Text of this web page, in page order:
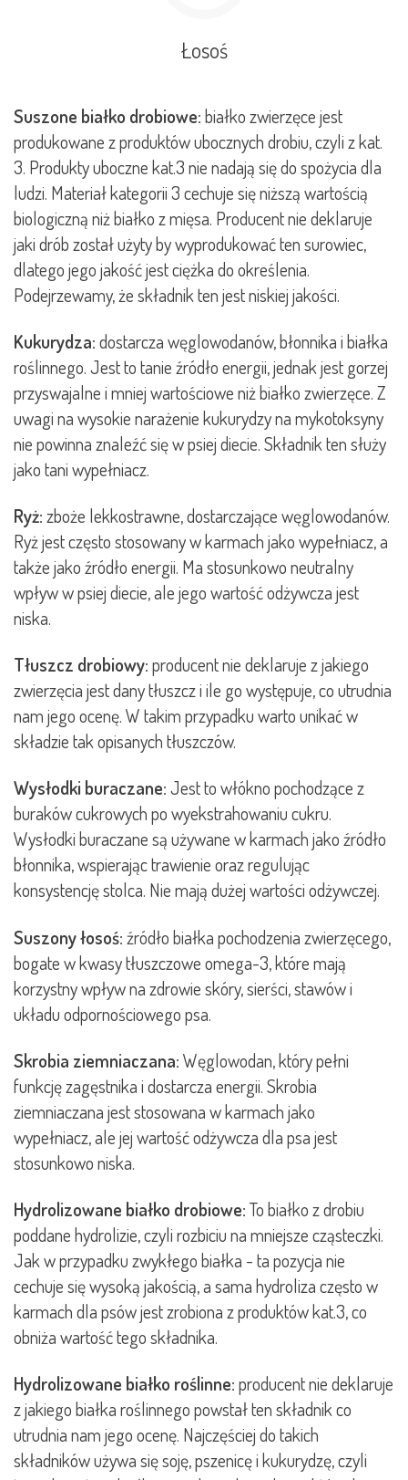
Łosoś
Suszone białko drobiowe:białko zwierzęce jest
produkowane z produktów ubocznych drobiu, czyli z kat.
3. Produkty uboczne kat.3 nie nadają się do spożycia dla
ludzi. Materiał kategorii 3 cechuje się niższą wartością
biologiczną niż białko z mięsa. Producent nie deklaruje
jaki drób został użyty by wyprodukować ten surowiec,
dlatego jego jakość jest ciężka do określenia.
Podejrzewamy, że składnik ten jest niskiej jakości.
Kukurydza:dostarcza węglowodanów, błonnika i białka
roślinnego. Jest to tanie źródło energii, jednak jest gorzej
przyswajalne i mniej wartościowe niż białko zwierzęce. Z
uwagi na wysokie narażenie kukurydzy na mykotoksyny
nie powinna znaleźć się w psiej diecie. Składnik ten służy
jako tani wypełniacz.
Ryż:zboże lekkostrawne, dostarczające węglowodanów.
Ryż jest często stosowany w karmach jako wypełniacz, a
także jako źródło energii. Ma stosunkowo neutralny
wpływ w psiej diecie, ale jego wartość odżywcza jest
niska.
Tłuszcz drobiowy:producent nie deklaruje z jakiego
zwierzęcia jest dany tłuszcz i ile go występuje, co utrudnia
nam jego ocenę. W takim przypadku warto unikać w
składzie tak opisanych tłuszczów.
Wysłodki buraczane:Jest to włókno pochodzące z
buraków cukrowych po wyekstrahowaniu cukru.
Wysłodki buraczane są używane w karmach jako źródło
błonnika, wspierając trawienie oraz regulując
konsystencję stolca. Nie mają dużej wartości odżywczej.
Suszony łosoś:źródło białka pochodzenia zwierzęcego,
bogate w kwasy tłuszczowe omega-3, które mają
korzystny wpływ na zdrowie skóry, sierści, stawów i
układu odpornościowego psa.
Skrobia ziemniaczana:Węglowodan, który pełni
funkcję zagęstnika i dostarcza energii. Skrobia
ziemniaczana jest stosowana w karmach jako
wypełniacz, ale jej wartość odżywcza dla psa jest
stosunkowo niska.
Hydrolizowane białko drobiowe:To białko z drobiu
poddane hydrolizie, czyli rozbiciu na mniejsze cząsteczki.
Jak w przypadku zwykłego białka - ta pozycja nie
cechuje się wysoką jakością, a sama hydroliza często w
karmach dla psów jest zrobiona z produktów kat.3, co
obniża wartość tego składnika.
Hydrolizowane białko roślinne:producent nie deklaruje
z jakiego białka roślinnego powstał ten składnik co
utrudnia nam jego ocenę. Najczęściej do takich
składników używa się soję, pszenicę i kukurydzę, czyli